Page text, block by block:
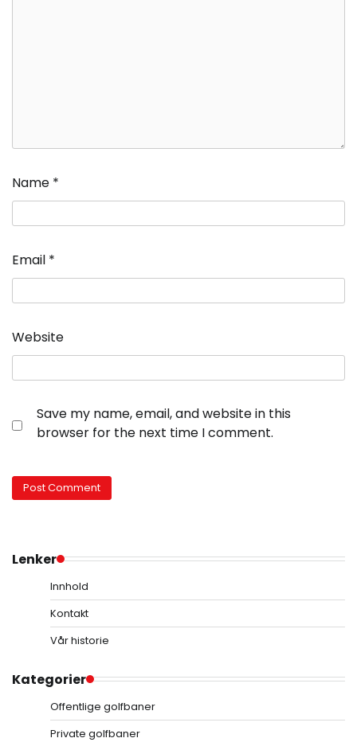
Name *
Email *
Website
Save my name, email, and website in this
browser for the next time I comment.
Lenker
Innhold
Kontakt
Vår historie
Kategorier
Offentlige golfbaner
Private golfbaner